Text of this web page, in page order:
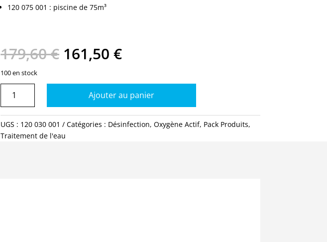
120 075 001 : piscine de 75m³
179,60€ Le
prix
était :
179,60 €.
161,50€Le
prix
est :
161,50 €.
100 en stock
Relax
30
Ajouter au panier
UGS : 120 030 001 Catégories : Désinfection,Oxygène Actif, Pack Produits,
Traitement de l'eau